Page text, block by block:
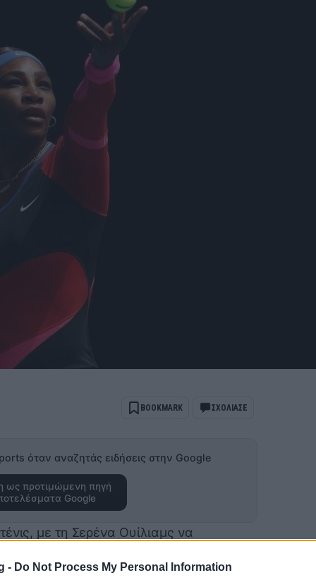
- Do Not Process My Personal Information
BOOKMARK ΣΧΟΛΙΑΣΕ
όταν αναζητάς ειδήσεις στην Google
ως προτιμώμενη πηγή
Google
με τη Σερένα Ουίλιαμς να
ενεργό δράση και μάλιστα αυτή δεν θα
θα συμμετάσχει στο διπλό